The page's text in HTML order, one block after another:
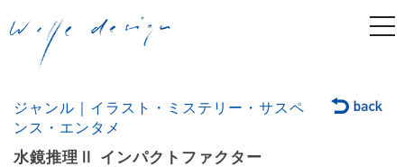
ジャンル｜イラスト・ミステリー・サスペ
ンス・エンタメ
水鏡推理Ⅱ インパクトファクター